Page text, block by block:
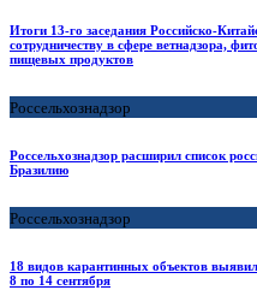
Итоги 13-го заседания Российско-
сотрудничеству в сфере ветнадзора,
пищевых продуктов
Россельхознадзор
Россельхознадзор расширил список
Бразилию
Россельхознадзор
18 видов карантинных объектов
8 по 14 сентября